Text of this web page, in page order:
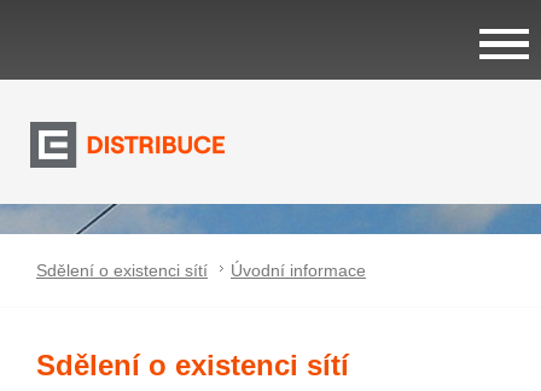
Sdělení o existenci sítí Úvodní informace
Sdělení o existenci sítí